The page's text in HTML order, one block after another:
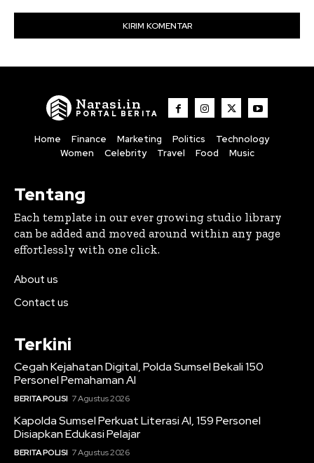
Narasi.in
PORTAL BERITA
Home Finance Marketing Politics
Technology
Women
Celebrity Travel Food Music
Tentang
Each template in our ever growing studio library
can be added and moved around within any page
effortlessly with one click.
About us
Contact us
Terkini
Cegah Kejahatan Digital, Polda Sumsel Bekali 150
Personel Pemahaman AI
BERITA POLISI 7 Agustus 2026
Kapolda Sumsel Perkuat Literasi AI, 159 Personel
Disiapkan Edukasi Pelajar
BERITA POLISI 7 Agustus 2026